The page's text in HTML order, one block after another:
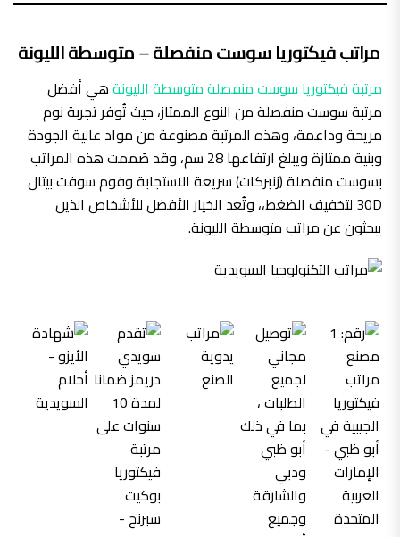
مراتب فيكتوريا سوست منفصلة – متوسطة الليونة
مرتبة فيكتوريا سوست منفصلة متوسطة الليونةهي أفضل
مرتبة سوست منفصلة من النوع الممتاز، حيث تُوفر تجربة نوم
مريحة وداعمة، وهذه المرتبة مصنوعة من مواد عالية الجودة
وبنية ممتازة ويبلغ ارتفاعها 28 سم، وقد صُممت هذه المراتب
بسوست منفصلة (زنبركات) سريعة الاستجابة وفوم سوفت بيتال
30D لتخفيف الضغط،، وتُعد الخيار الأفضل للأشخاص الذين
يبحثون عن مراتب متوسطة الليونة.